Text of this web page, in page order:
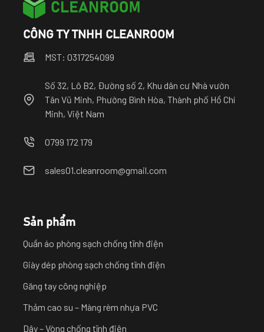
CÔNG TY TNHH CLEANROOM
MST: 0317254099
Số 32, Lô B2, Đường số 2, Khu dân cư Nhà vườn
Tân Vũ Minh, Phường Bình Hòa, Thành phố Hồ Chí
Minh, Việt Nam
0799 172 179
sales01.cleanroom@gmail.com
Sản phẩm
Quần áo phòng sạch chống tĩnh điện
Giày dép phòng sạch chống tĩnh điện
Găng tay công nghiệp
Thảm cao su – Màng rèm nhựa PVC
Dây – Vòng chống tĩnh điện